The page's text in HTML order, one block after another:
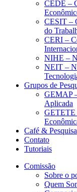
CEDE –
CESIT –
do
CERI –
NIHE –
NEIT –
Grupos de
GEMAP
Aplicada
GETETE
Café & Pesquisa
Contato
Tutoriais
Comissão
Sobre o
Quem